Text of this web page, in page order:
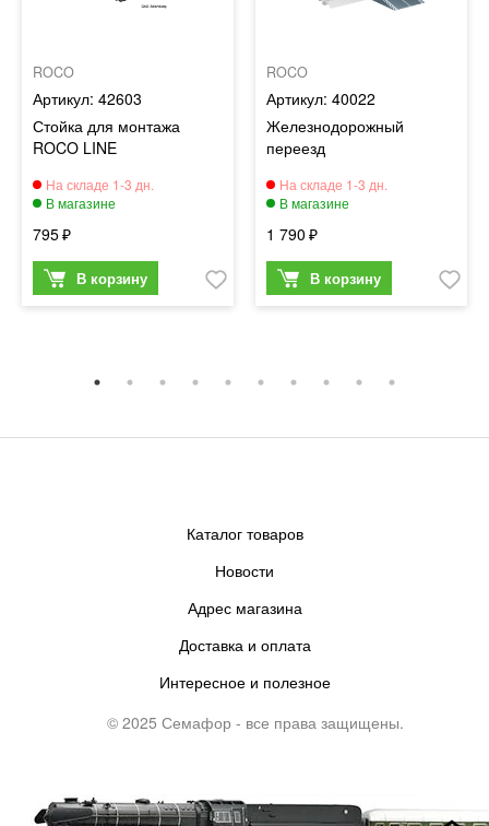
ROCO
42603
Стойка для монтажа
ROCO LINE
795
ROCO
40022
Железнодорожный
переезд
1 790
Каталог товаров
Новости
Адрес магазина
Доставка и оплата
Интересное и полезное
© 2025 Семафор - все права защищены.